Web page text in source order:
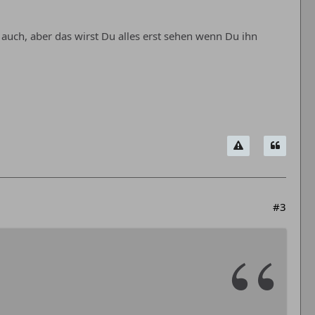
aber das wirst Du alles erst sehen wenn Du ihn
#3